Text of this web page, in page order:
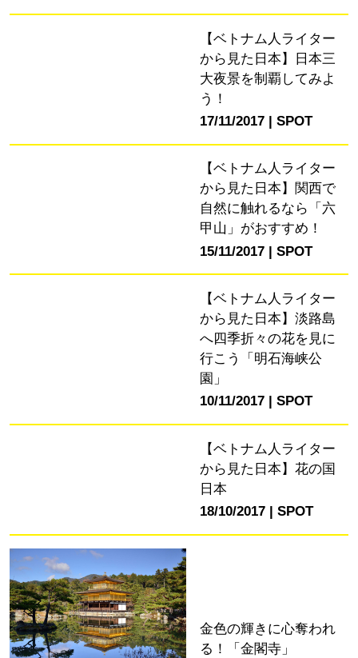
【ベトナム人ライター
から見た日本】日本三
大夜景を制覇してみよ
う！
17/11/2017
SPOT
【ベトナム人ライター
から見た日本】関西で
自然に触れるなら「六
甲山」がおすすめ！
15/11/2017
SPOT
【ベトナム人ライター
から見た日本】淡路島
へ四季折々の花を見に
行こう「明石海峡公
園」
10/11/2017
SPOT
【ベトナム人ライター
から見た日本】花の国
日本
18/10/2017
SPOT
金色の輝きに心奪われ
る！「金閣寺」